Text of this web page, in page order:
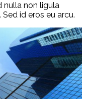
nulla non ligula
id eros eu arcu.